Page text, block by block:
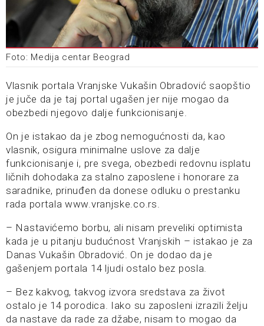
Foto: Medija centar Beograd
Vlasnik portala Vranjske Vukašin Obradović saopštio
je juče da je taj portal ugašen jer nije mogao da
obezbedi njegovo dalje funkcionisanje.
On je istakao da je zbog nemogućnosti da, kao
vlasnik, osigura minimalne uslove za dalje
funkcionisanje i, pre svega, obezbedi redovnu isplatu
ličnih dohodaka za stalno zaposlene i honorare za
saradnike, prinuđen da donese odluku o prestanku
rada portala www.vranjske.co.rs.
– Nastavićemo borbu, ali nisam preveliki optimista
kada je u pitanju budućnost Vranjskih – istakao je za
Danas Vukašin Obradović. On je dodao da je
gašenjem portala 14 ljudi ostalo bez posla.
– Bez kakvog, takvog izvora sredstava za život
ostalo je 14 porodica. Iako su zaposleni izrazili želju
da nastave da rade za džabe, nisam to mogao da